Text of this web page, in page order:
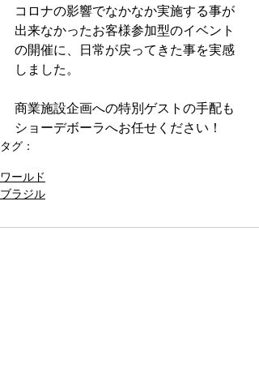
コロナの影響でなかなか実施する事が
出来なかったお客様参加型のイベント
の開催に、日常が戻ってきた事を実感
しました。
商業施設企画への特別ゲストの手配も
ショーデボーラへお任せください！
タグ：
ワールド
ブラジル